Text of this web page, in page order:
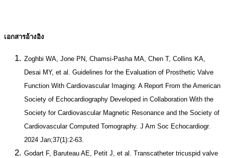
เอกสารอ้างอิง
Zoghbi WA, Jone PN, Chamsi-Pasha MA, Chen T, Collins KA,
Desai MY, et al. Guidelines for the Evaluation of Prosthetic Valve
Function With Cardiovascular Imaging: A Report From the American
Society of Echocardiography Developed in Collaboration With the
Society for Cardiovascular Magnetic Resonance and the Society of
Cardiovascular Computed Tomography. J Am Soc Echocardiogr.
2024 Jan;37(1):2-63.
Godart F, Baruteau AE, Petit J, et al. Transcatheter tricuspid valve